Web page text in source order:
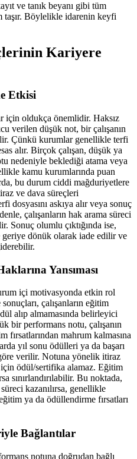
ve tanık beyanı gibi tüm
taşır. Böylelikle idarenin keyfi
Kariyere
Etkisi
için oldukça önemlidir. Haksız
verilen düşük not, bir çalışanın
Çünkü kurumlar genellikle terfi
alır. Birçok çalışan, düşük ya
nedeniyle beklediği atama veya
kamu kurumlarında puan
bu durum ciddi mağduriyetlere
ve dava süreçleri
dosyasını askıya alır veya sonuç
çalışanların hak arama süreci
Sonuç olumlu çıktığında ise,
dönük olarak iade edilir ve
Yansıması
içi motivasyonda etkin rol
çalışanların eğitim
alıp almamasında belirleyici
bir performans notu, çalışanın
fırsatlarından mahrum kalmasına
yıl sonu ödülleri ya da başarı
verilir. Notuna yönelik itiraz
için ödül/sertifika alamaz. Eğitim
sınırlandırılabilir. Bu noktada,
kazanılırsa, genellikle
ya da ödüllendirme fırsatları
Bağlantılar
notuna doğrudan bağlı